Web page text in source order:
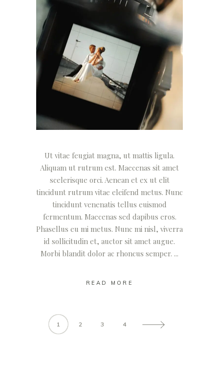
Ut vitae feugiat magna, ut mattis ligula.
Aliquam ut rutrum est. Maecenas sit amet
scelerisque orci. Aenean et ex ut elit
tincidunt rutrum vitae eleifend metus. Nunc
tincidunt venenatis tellus euismod
fermentum. Maecenas sed dapibus eros.
Phasellus eu mi metus. Nunc mi nisl, viverra
id sollicitudin et, auctor sit amet augue.
Morbi blandit dolor ac rhoncus semper.
READ MORE
1 2 3 4